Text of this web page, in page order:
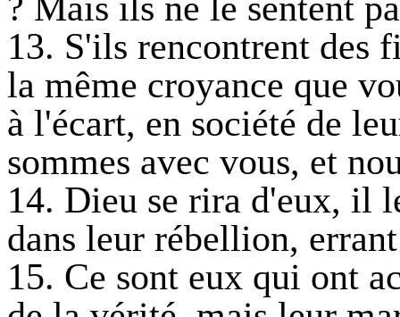
13. S'ils rencontrent des
la même croyance que
à l'écart, en société de
sommes avec vous, et
14. Dieu se rira d'eux, il
dans leur rébellion,
15. Ce sont eux qui ont